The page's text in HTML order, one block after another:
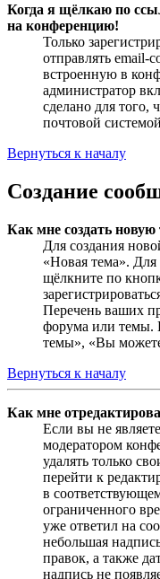
Когда я щёлкаю по
на конференцию!
Только
отправлять email-
встроенную в
администратор
сделано для того,
почтовой
Вернуться к началу
Создание
Как мне создать
Для создания
«Новая тема».
щёлкните по
Перечень ваших
форума или темы.
темы», «Вы
Вернуться к началу
Как мне
Если вы не
модератором
удалять только
перейти к
в
ограниченного
уже ответил на
небольшая
правок, а также
надпись не